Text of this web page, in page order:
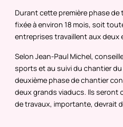
Durant cette première phase
fixée à environ 18 mois, soit
entreprises travaillent aux deux
Selon Jean-Paul Michel,
sports et au suivi du chantier
deuxième phase de chantier
deux grands viaducs. Ils seront
de travaux, importante, devrait